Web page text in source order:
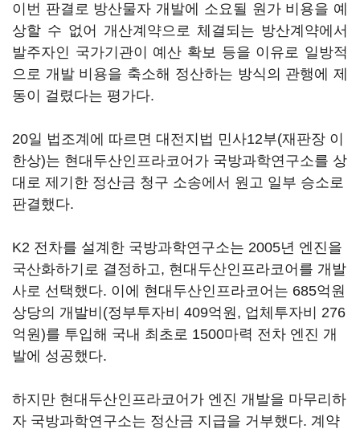
이번 판결로 방산물자 개발에 소요될 원가 비용을 예
상할 수 없어 개산계약으로 체결되는 방산계약에서
발주자인 국가기관이 예산 확보 등을 이유로 일방적
으로 개발 비용을 축소해 정산하는 방식의 관행에 제
동이 걸렸다는 평가다.
20일 법조계에 따르면 대전지법 민사12부(재판장 이
한상)는 현대두산인프라코어가 국방과학연구소를 상
대로 제기한 정산금 청구 소송에서 원고 일부 승소로
판결했다.
K2 전차를 설계한 국방과학연구소는 2005년 엔진을
국산화하기로 결정하고, 현대두산인프라코어를 개발
사로 선택했다. 이에 현대두산인프라코어는 685억원
상당의 개발비(정부투자비 409억원, 업체투자비 276
억원)를 투입해 국내 최초로 1500마력 전차 엔진 개
발에 성공했다.
하지만 현대두산인프라코어가 엔진 개발을 마무리하
자 국방과학연구소는 정산금 지급을 거부했다. 계약